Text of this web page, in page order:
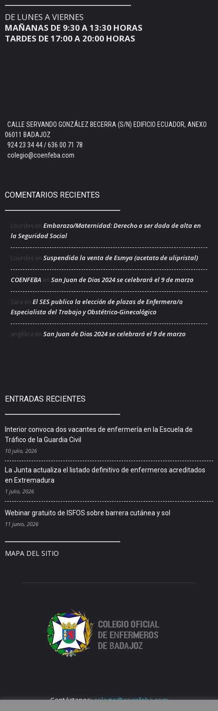
DE LUNES A VIERNES
MAÑANAS DE 9:30 A 13:30 HORAS
TARDES DE 17:00 A 20:00 HORAS
CALLE SERVANDO GONZÁLEZ BECERRA (S/N) EDIFICIO ECUADOR, ANEXO
06011 BADAJOZ
924 23 34 44 / 636 00 71 78
colegio@coenfeba.com
COMENTARIOS RECIENTES
Lourdes en Embarazo/Maternidad: Derecho a ser dada de alta en
la Seguridad Social
Lourdes en Suspendida la venta de Esmya (acetato de ulipristal)
COENFEBA en San Juan de Dios 2024 se celebrará el 9 de marzo
Sara en El SES publica la elección de plazas de Enfermera/o
Especialista del Trabajo y Obstétrico-Ginecológico
angélica en San Juan de Dios 2024 se celebrará el 9 de marzo
ENTRADAS RECIENTES
Interior convoca dos vacantes de enfermería en la Escuela de
Tráfico de la Guardia Civil
10 julio, 2026
La Junta actualiza el listado definitivo de enfermeros acreditados
en Extremadura
1 julio, 2026
Webinar gratuito de ISFOS sobre barrera cutánea y sol
11 junio, 2026
MAPA DEL SITIO
Contáctenos:colegio@coenfeba.com